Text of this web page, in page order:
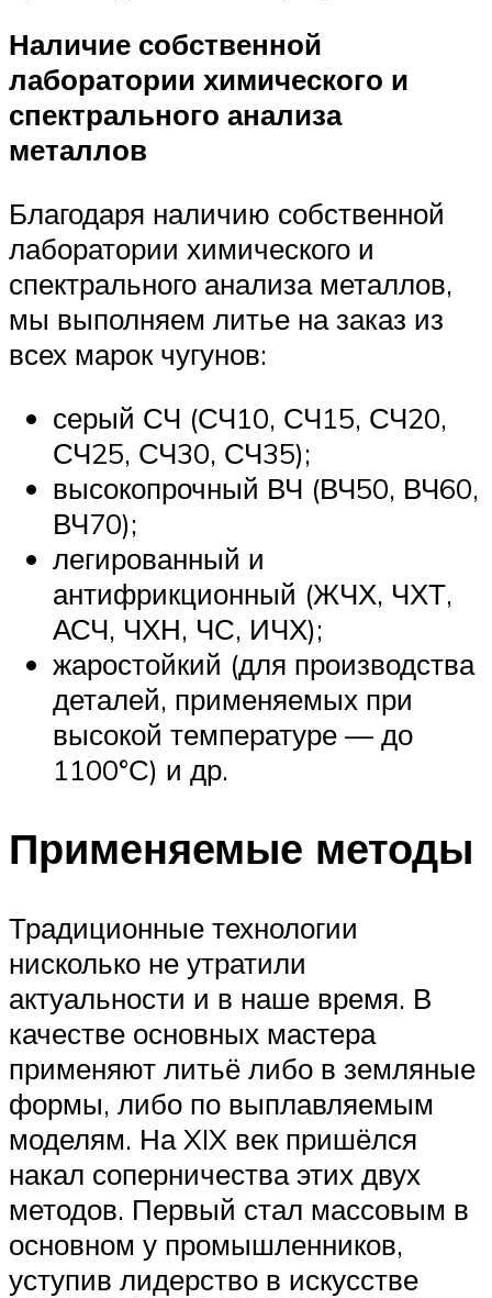
Наличие собственной
лаборатории химического и
спектрального анализа
металлов
Благодаря наличию собственной
лаборатории химического и
спектрального анализа металлов,
мы выполняем литье на заказ из
всех марок чугунов:
серый СЧ (СЧ10, СЧ15, СЧ20,
СЧ25, СЧ30, СЧ35);
высокопрочный ВЧ (ВЧ50, ВЧ60,
ВЧ70);
легированный и
антифрикционный (ЖЧХ, ЧХТ,
АСЧ, ЧХН, ЧС, ИЧХ);
жаростойкий (для производства
деталей, применяемых при
высокой температуре — до
1100°С) и др.
Применяемые методы
Традиционные технологии
нисколько не утратили
актуальности и в наше время. В
качестве основных мастера
применяют литьё либо в земляные
формы, либо по выплавляемым
моделям. На XIX век пришёлся
накал соперничества этих двух
методов. Первый стал массовым в
основном у промышленников,
уступив лидерство в искусстве